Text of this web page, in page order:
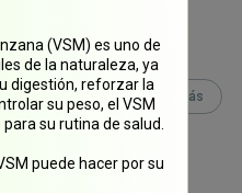
de este
Lee Más
(VSM) es uno de
de la naturaleza, ya
digestión, reforzar la
su peso, el VSM
su rutina de salud.
puede hacer por su